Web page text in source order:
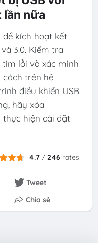
lần nữa
kích hoạt kết
3.0. Kiểm tra
tìm lỗi và xác minh
trên hệ
điều khiển USB
hãy xóa
hiện cài đặt
4.7 /246 rates
Tweet
Chia sẻ